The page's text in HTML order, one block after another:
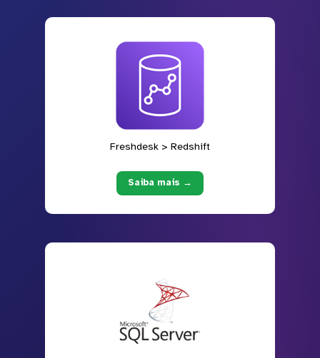
Freshdesk > Redshift
Saiba mais →